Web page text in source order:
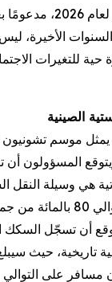
إن موسم ذروة السفر
الأخيرة،
للتغيرات
الصينية
المسؤولون
هي وسيلة النقل
المشهد، حيث تمثل حوالي
أن تسجّل السكك
تاريخية، حيث